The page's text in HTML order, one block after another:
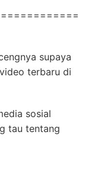
supaya
terbaru di
sosial
tau tentang